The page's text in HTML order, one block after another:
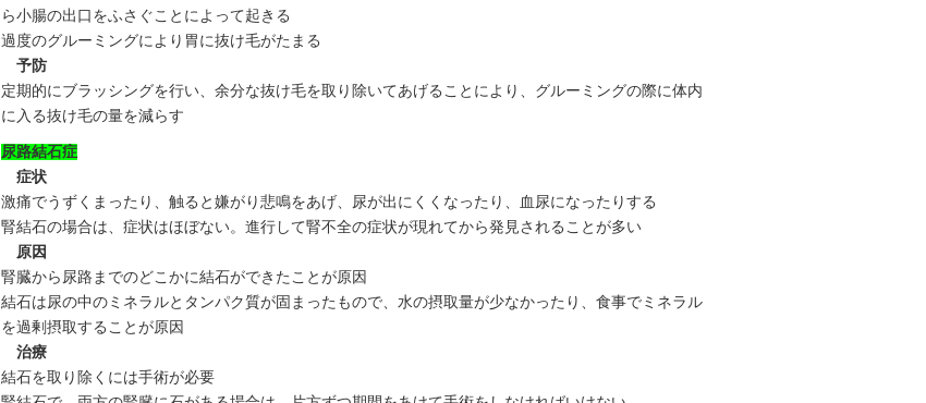
ら小腸の出口をふさぐことによって起きる
過度のグルーミングにより胃に抜け毛がたまる
予防
定期的にブラッシングを行い、余分な抜け毛を取り除いてあげることにより、グルーミングの際に体内
に入る抜け毛の量を減らす
尿路結石症
症状
激痛でうずくまったり、触ると嫌がり悲鳴をあげ、尿が出にくくなったり、血尿になったりする
腎結石の場合は、症状はほぼない。進行して腎不全の症状が現れてから発見されることが多い
原因
腎臓から尿路までのどこかに結石ができたことが原因
結石は尿の中のミネラルとタンパク質が固まったもので、水の摂取量が少なかったり、食事でミネラル
を過剰摂取することが原因
治療
結石を取り除くには手術が必要